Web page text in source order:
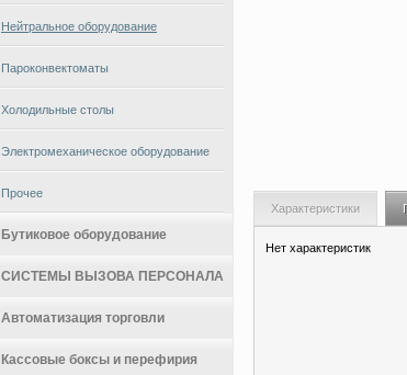
Характеристики
Нет характеристик
Нейтральное оборудование
Пароконвектоматы
Холодильные столы
Электромеханическое оборудование
Прочее
Бутиковое оборудование
СИСТЕМЫ ВЫЗОВА ПЕРСОНАЛА
Автоматизация торговли
Кассовые боксы и перефирия